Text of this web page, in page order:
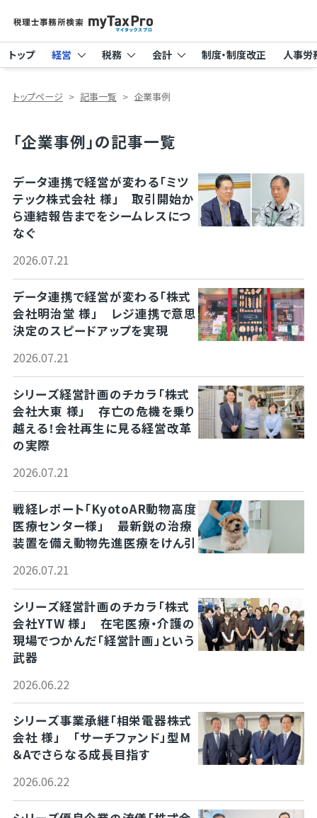
トップ 経営 税務 会計 制度・制度改正 人事労
トップページ 記事一覧 企業事例
「企業事例」の記事一覧
データ連携で経営が変わる「ミツ
テック株式会社 様」 取引開始か
ら連結報告までをシームレスにつ
なぐ
2026.07.21
データ連携で経営が変わる「株式
会社明治堂 様」 レジ連携で意思
決定のスピードアップを実現
2026.07.21
シリーズ経営計画のチカラ「株式
会社大東 様」 存亡の危機を乗り
越える！会社再生に見る経営改革
の実際
2026.07.21
戦経レポート「KyotoAR動物高度
医療センター様」 最新鋭の治療
装置を備え動物先進医療をけん引
2026.07.21
シリーズ経営計画のチカラ「株式
会社YTW 様」 在宅医療・介護の
現場でつかんだ「経営計画」という
武器
2026.06.22
シリーズ事業承継「相栄電器株式
会社 様」 「サーチファンド」型M
＆Aでさらなる成長目指す
2026.06.22